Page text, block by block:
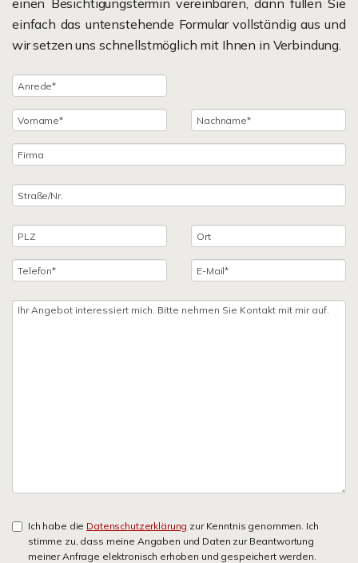
einen Besichtigungstermin vereinbaren, dann füllen Sie
einfach das untenstehende Formular vollständig aus und
wir setzen uns schnellstmöglich mit Ihnen in Verbindung.
Ich habe die Datenschutzerklärung zur Kenntnis genommen. Ich
stimme zu, dass meine Angaben und Daten zur Beantwortung
meiner Anfrage elektronisch erhoben und gespeichert werden.